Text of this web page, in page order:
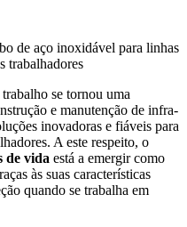
de aço inoxidável para linhas
trabalhadores
se tornou uma
e manutenção de infra-
inovadoras e fiáveis para
A este respeito, o
de vida está a emergir como
às suas características
quando se trabalha em